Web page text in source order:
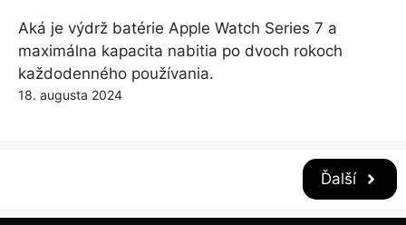
Aká je výdrž batérie Apple Watch Series 7 a
maximálna kapacita nabitia po dvoch rokoch
každodenného používania.
18. augusta 2024
Ďalší